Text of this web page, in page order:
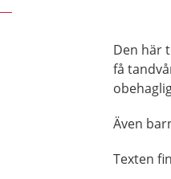
Den här
få
Även
Texten